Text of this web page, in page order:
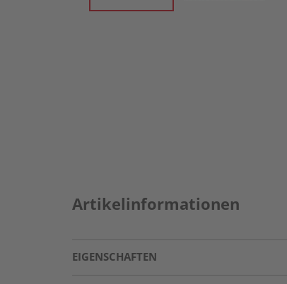
Artikelinformationen
EIGENSCHAFTEN